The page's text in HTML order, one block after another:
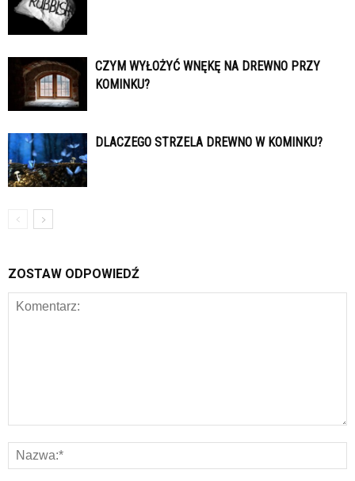
CZYM WYŁOŻYĆ WNĘKĘ NA DREWNO PRZY
KOMINKU?
DLACZEGO STRZELA DREWNO W KOMINKU?
ZOSTAW ODPOWIEDŹ